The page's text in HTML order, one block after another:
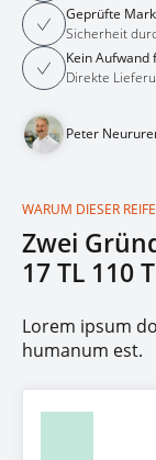
Geprüfte
Sicherheit
Kein Aufwand
Direkte
Peter
WARUM DIESER
Zwei
17 TL 110
Lorem ipsum
humanum est.